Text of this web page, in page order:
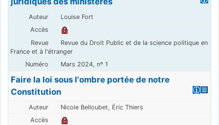
Louise Fort
Revue du Droit Public et de la science politique en
France et à l'étranger
Mars 2024, nº 1
Faire la loi sous l'ombre portée de notre
Constitution
Nicole Belloubet, Éric Thiers